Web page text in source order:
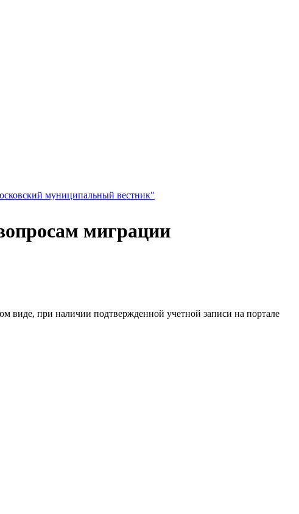
миграции
виде, при наличии подтвержденной учетной записи на портале